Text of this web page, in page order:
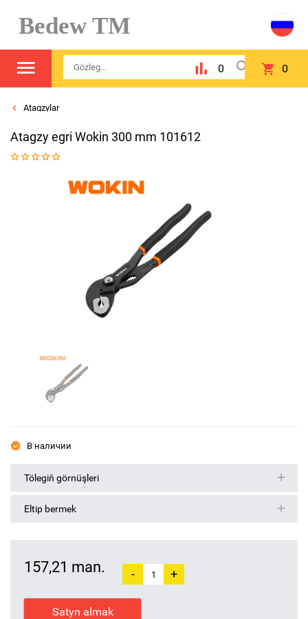
Bedew TM
0 0
Atagzylar
Atagzy egri Wokin 300 mm 101612
В наличии
Tölegiň görnüşleri
Eltip bermek
157,21 man. - +
Satyn almak